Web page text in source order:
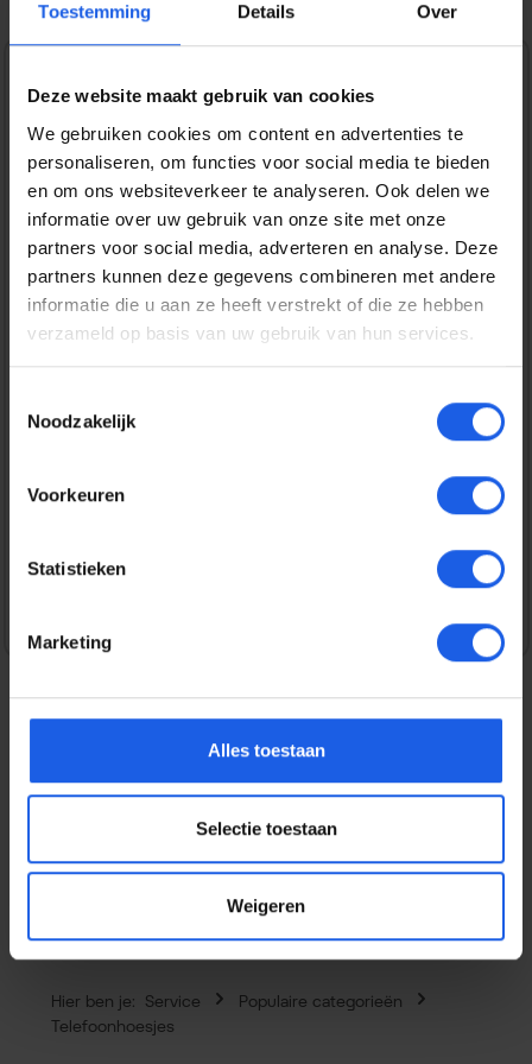
Toestemming Details Over
Deze website maakt gebruik van cookies
We gebruiken cookies om content en advertenties te
personaliseren, om functies voor social media te bieden
en om ons websiteverkeer te analyseren. Ook delen we
informatie over uw gebruik van onze site met onze
partners voor social media, adverteren en analyse. Deze
partners kunnen deze gegevens combineren met andere
informatie die u aan ze heeft verstrekt of die ze hebben
verzameld op basis van uw gebruik van hun services.
Noodzakelijk
Voorkeuren
Statistieken
Marketing
Alles toestaan
Selectie toestaan
Weigeren
1-2-3 deal
Normale prijs:
€ 19,99
Prijzen incl. BTW en excl. verzendkosten
Bestel nu
Productnummer:
BEHGEC00416
EAN:
8720574992663
BeHello
Veilig en snel betalen
Dit flexibele Thin gel hoesje voor de iPhone 17e / 16e is
vervaardigd uit gerecycled plastic, waardoor je zowel je
Hier ben je: Service
Populaire categorieën
Telefoonhoesjes